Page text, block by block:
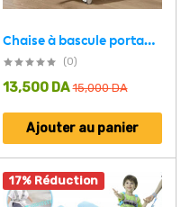
Chaise à bascule portable pour enfants avec poignée parentale inclinaison multi-positions – كرسي أطفال بعدة وضعيات للجلوس
(0)
15,000DA
13,500 DA
Ajouter au panier
17% Réduction